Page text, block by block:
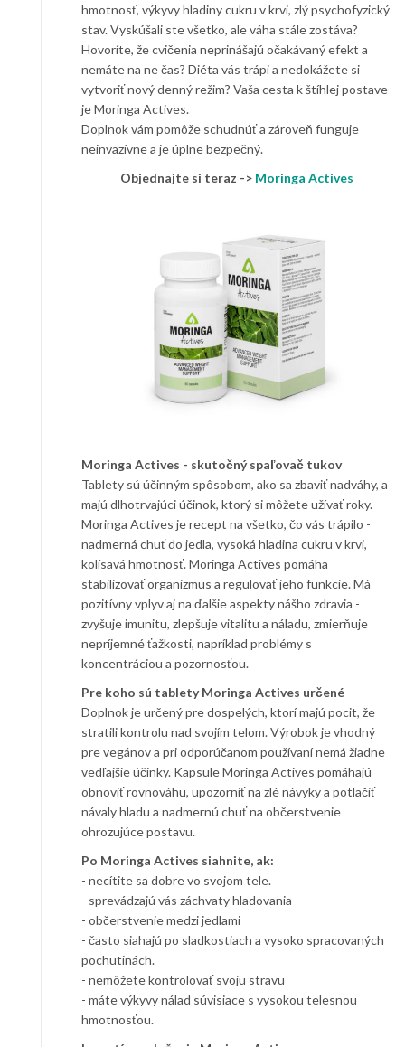
hmotnosť, výkyvy hladiny cukru v krvi, zlý psychofyzický
stav. Vyskúšali ste všetko, ale váha stále zostáva?
Hovoríte, že cvičenia neprinášajú očakávaný efekt a
nemáte na ne čas? Diéta vás trápi a nedokážete si
vytvoriť nový denný režim? Vaša cesta k štíhlej postave
je Moringa Actives.
Doplnok vám pomôže schudnúť a zároveň funguje
neinvazívne a je úplne bezpečný.
Objednajte si teraz -> Moringa Actives
Moringa Actives - skutočný spaľovač tukov
Tablety sú účinným spôsobom, ako sa zbaviť nadváhy, a
majú dlhotrvajúci účinok, ktorý si môžete užívať roky.
Moringa Actives je recept na všetko, čo vás trápilo -
nadmerná chuť do jedla, vysoká hladina cukru v krvi,
kolísavá hmotnosť. Moringa Actives pomáha
stabilizovať organizmus a regulovať jeho funkcie. Má
pozitívny vplyv aj na ďalšie aspekty nášho zdravia -
zvyšuje imunitu, zlepšuje vitalitu a náladu, zmierňuje
nepríjemné ťažkosti, napríklad problémy s
koncentráciou a pozornosťou.
Pre koho sú tablety Moringa Actives určené
Doplnok je určený pre dospelých, ktorí majú pocit, že
stratili kontrolu nad svojím telom. Výrobok je vhodný
pre vegánov a pri odporúčanom používaní nemá žiadne
vedľajšie účinky. Kapsule Moringa Actives pomáhajú
obnoviť rovnováhu, upozorniť na zlé návyky a potlačiť
návaly hladu a nadmernú chuť na občerstvenie
ohrozujúce postavu.
Po Moringa Actives siahnite, ak:
- necítite sa dobre vo svojom tele.
- sprevádzajú vás záchvaty hladovania
- občerstvenie medzi jedlami
- často siahajú po sladkostiach a vysoko spracovaných
pochutinách.
- nemôžete kontrolovať svoju stravu
- máte výkyvy nálad súvisiace s vysokou telesnou
hmotnosťou.